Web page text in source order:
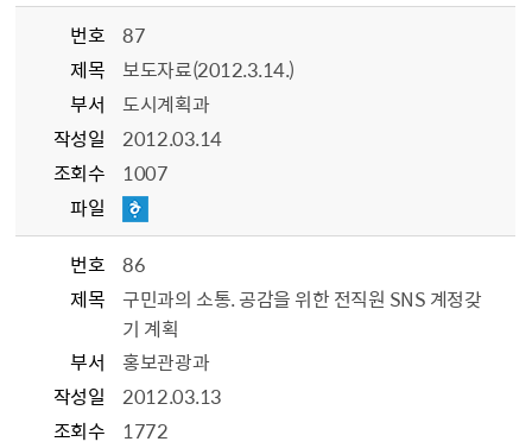
번호
87
제목
보도자료(2012.3.14.)
부서
도시계획과
작성일
2012.03.14
조회수
1007
파일
번호
86
제목
구민과의 소통. 공감을 위한 전직원 SNS 계정갖
기 계획
부서
홍보관광과
작성일
2012.03.13
조회수
1772